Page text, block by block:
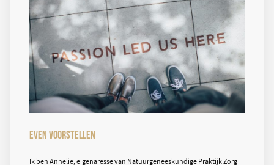
Even voorstellen
Ik ben Annelie, eigenaresse van Natuurgeneeskundige Praktijk Zorg